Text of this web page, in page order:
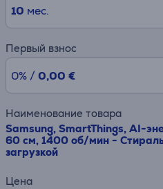
10 мес.
Первый взнос
0% / 0,00 €
Наименование товара
Samsung, SmartThings, AI-
60 см, 1400 об/мин -
загрузкой
Цена